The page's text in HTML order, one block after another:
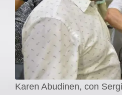
Karen Abudinen, con